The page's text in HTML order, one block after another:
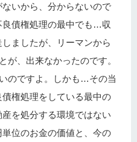
いから、分からないので
債権処理の最中でも…収
ましたが、リーマンから
が、出来なかったのです。
のですよ。しかも…その当
権処理をしている最中の
を処分する環境ではない
位のお金の価値と、今の